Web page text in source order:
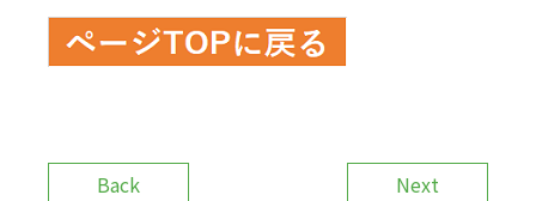
Back Next